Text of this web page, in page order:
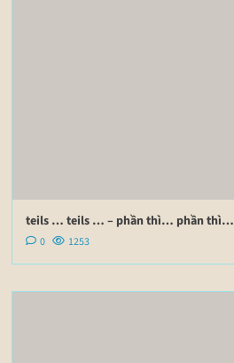
teils … teils … – phần thì… phần thì…
0 1253